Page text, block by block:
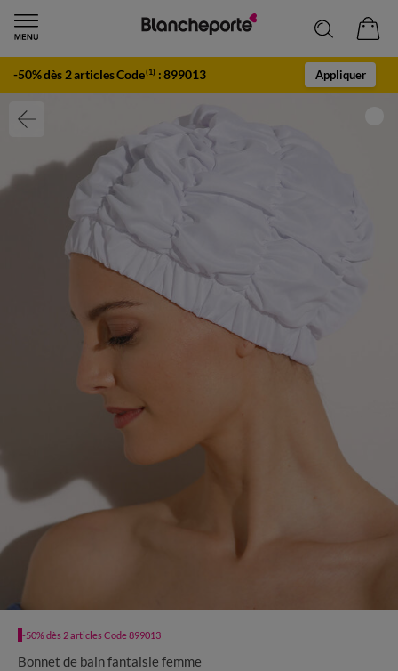
-50% dès 2 articles Code(1) :899013 Appliquer
-50% dès 2 articles Code 899013
Bonnet de bain fantaisie femme